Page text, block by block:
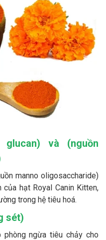
và (nguồn
manno oligosaccharide)
hạt Royal Canin Kitten,
trong hệ tiêu hoá.
sét)
ngừa tiêu chảy cho